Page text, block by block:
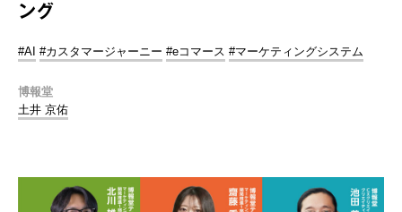
ング
#AI #カスタマージャーニー #eコマース #マーケティングシステム
博報堂
土井 京佑